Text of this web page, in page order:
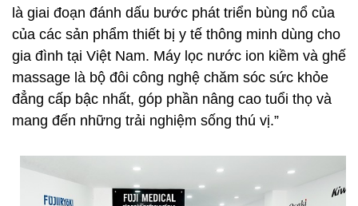
là giai đoạn đánh dấu bước phát triển bùng nổ của
của các sản phẩm thiết bị y tế thông minh dùng cho
gia đình tại Việt Nam. Máy lọc nước ion kiềm và ghế
massage là bộ đôi công nghệ chăm sóc sức khỏe
đẳng cấp bậc nhất, góp phần nâng cao tuổi thọ và
mang đến những trải nghiệm sống thú vị.”